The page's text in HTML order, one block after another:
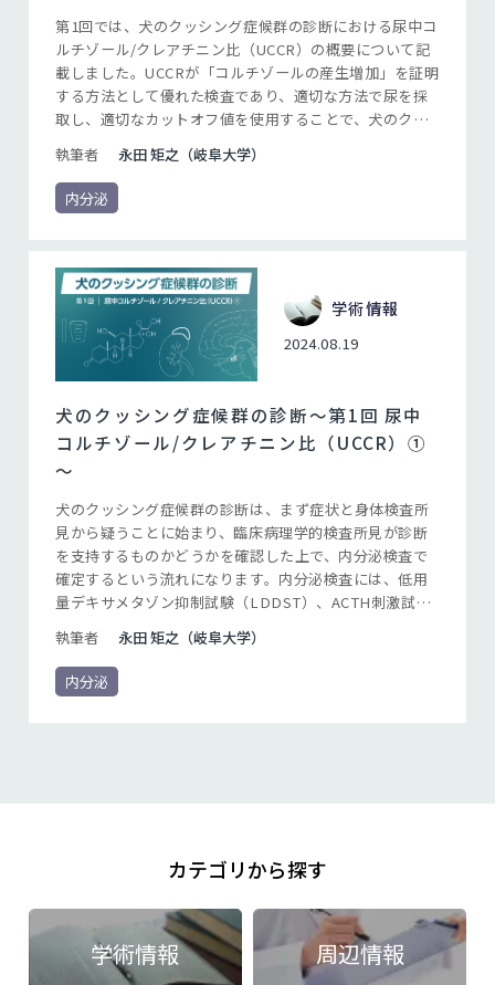
第1回では、犬のクッシング症候群の診断における尿中コ
ルチゾール/クレアチニン比（UCCR）の概要について記
載しました。UCCRが「コルチゾールの産生増加」を証明
する方法として優れた検査であり、適切な方法で尿を採
取し、適切なカットオフ値を使用することで、犬のクッ
います。第2回では、私たちのデータをお示ししながら、
UCCRの実際の利用について、注意点を含めて記載したい
と思います。
執筆者 永田 矩之（岐阜大学）
内分泌
学術情報
2024.08.19
犬のクッシング症候群の診断〜第1回 尿中
コルチゾール/クレアチニン比（UCCR）①
～
犬のクッシング症候群の診断は、まず症状と身体検査所
見から疑うことに始まり、臨床病理学的検査所見が診断
を支持するものかどうかを確認した上で、内分泌検査で
確定するという流れになります。内分泌検査には、低用
量デキサメタゾン抑制試験（LDDST）、ACTH刺激試
験、そして尿中コルチゾール/クレアチニン比（UCCR）
が含まれますが、この3つの検査にはそれぞれ利点と欠点
があります。各検査の特徴を理解して使いこなすこと
で、多様な臨床像を示すクッシング症候群を的確に診断
執筆者 永田 矩之（岐阜大学）
内分泌
カテゴリから探す
学術情報 周辺情報